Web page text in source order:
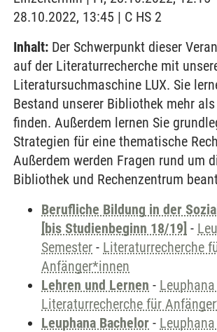
28.10.2022, 13:45 | C HS 2
Inhalt: Der Schwerpunkt dieser
auf der Literaturrecherche mit
Literatursuchmaschine LUX. Sie
Bestand unserer Bibliothek mehr
finden. Außerdem lernen Sie
Strategien für eine thematische
Außerdem werden Fragen rund um
Bibliothek und Rechenzentrum
Berufliche Bildung in der
[bis Studienbeginn 18/19] -
Semester - Literaturrecherche
Anfänger*innen
Lehren und Lernen -
Literaturrecherche für
Leuphana Bachelor -